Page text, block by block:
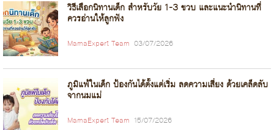
วิธีเลือกนิทานเด็ก สำหรับวัย 1-3 ขวบ และแนะนำนิทานที่
ควรอ่านให้ลูกฟัง
MamaExpert Team 03/07/2026
ภูมิแพ้ในเด็ก ป้องกันได้ตั้งแต่เริ่ม ลดความเสี่ยง ด้วยเคล็ดลับ
จากนมแม่
MamaExpert Team 15/07/2026